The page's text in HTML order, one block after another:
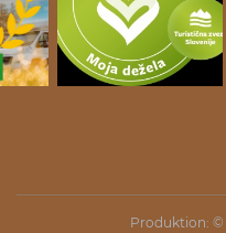
Produktion: ©